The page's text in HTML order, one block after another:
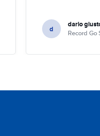
d dario
Record Go